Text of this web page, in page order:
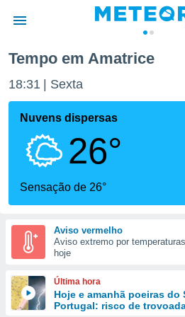
da
foi
fornecidas
a este
das
e
forma
digital
Tempo em Amatrice
18:31 Sexta
Nuvens dispersas
26°
Sensação de 26°
Aviso vermelho
Aviso extremo por
hoje
Última hora
Hoje e amanhã poeiras do
Portugal: risco de